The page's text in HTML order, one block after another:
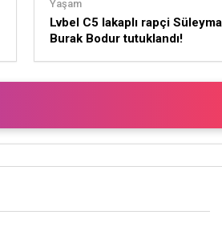
Yaşam
Lvbel C5 lakaplı rapçi
Burak Bodur tutuklandı!